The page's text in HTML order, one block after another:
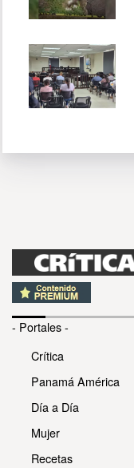
- Portales -
Crítica
Panamá América
Día a Día
Mujer
Recetas